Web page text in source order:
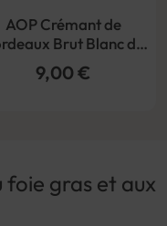
AOP Crémant de
Brut Blanc de
blancs Opale Celene
9,00 €
foie gras et aux